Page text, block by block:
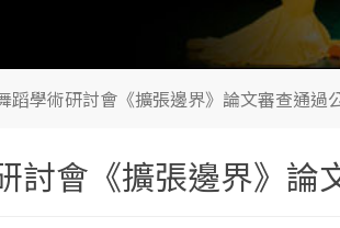
蹈學術研討會《擴張邊界》論文審查通過
討會《擴張邊界》論